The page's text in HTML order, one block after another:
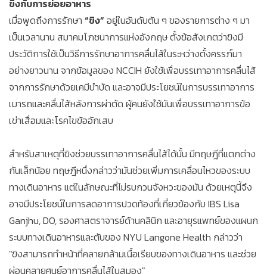
ขิงกับการย่อยอาหาร
เมื่อพูดถึงการรักษา “ขิง” อยู่ในอันดับต้น ๆ ของรายการต่าง ๆ มา
เป็นเวลานาน สมาคมโภชนาการแห่งอังกฤษ ตั้งข้อสังเกตว่าขิงมี
ประวัติการใช้เป็นวิธีการรักษาอาการคลื่นไส้ในระหว่างตั้งครรภ์มา
อย่างยาวนาน จากข้อมูลของ NCCIH ยังใช้เพื่อบรรเทาอาการคลื่นไส้
จากการรักษาด้วยเคมีบำบัด และอาจมีประโยชน์ในการบรรเทาอาการ
เมารถและคลื่นไส้หลังการผ่าตัด ผู้คนยังใช้มันเพื่อบรรเทาอาการข้อ
เข่าเสื่อมและโรคไขข้ออักเสบ
สำหรับสาเหตุที่ขิงช่วยบรรเทาอาการคลื่นไส้ได้นั้น มีทฤษฎีที่แตกต่าง
กันเล็กน้อย ทฤษฎีหนึ่งกล่าวว่ามันช่วยเพิ่มการเคลื่อนไหวของระบบ
ทางเดินอาหาร แต่ในลักษณะที่ไม่รบกวนจังหวะของมัน ด้วยเหตุนี้จึง
อาจมีประโยชน์ในการลดอาการปวดท้องที่เกี่ยวข้องกับ IBS Lisa
Ganjhu, DO, รองศาสตราจารย์ด้านคลินิก และอายุรแพทย์ของแผนก
ระบบทางเดินอาหารและตับของ NYU Langone Health กล่าวว่า
"ขิงสามารถทำหน้าที่คลายกล้ามเนื้อเรียบของทางเดินอาหาร และช่วย
ผ่อนคลายศูนย์อาการคลื่นไส้ในสมอง"